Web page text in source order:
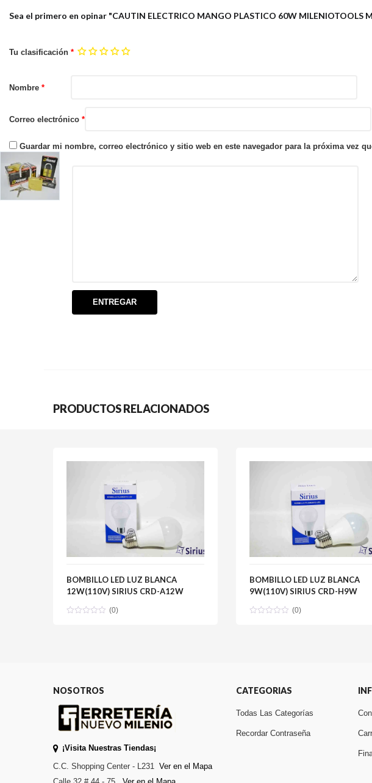
Sea el primero en opinar "CAUTIN ELECTRICO MANGO PLASTICO 60W MILENIOTOOLS
Tu clasificación *
Tu reseña
Nombre *
Correo electrónico *
Guardar mi nombre, correo electrónico y sitio web en este navegador para la próxima vez
PRODUCTOS RELACIONADOS
BOMBILLO LED LUZ BLANCA
12W(110V) SIRIUS CRD-A12W
(0)
BOMBILLO LED LUZ BLANCA
9W(110V) SIRIUS CRD-H9W
(0)
NOSOTROS
¡Visita Nuestras Tiendas¡
C.C. Shopping Center - L231 Ver en el Mapa
CATEGORIAS
Todas Las Categorías
Recordar Contraseña